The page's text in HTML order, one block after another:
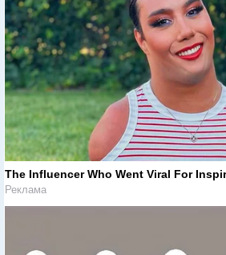
The Influencer Who Went Viral For
Реклама